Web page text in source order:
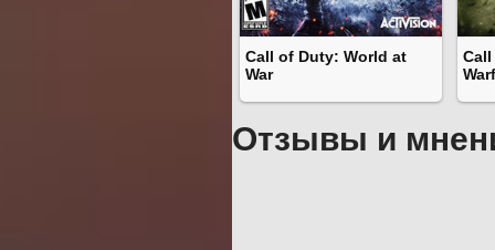
Call of Duty: World at
War
Отзывы и